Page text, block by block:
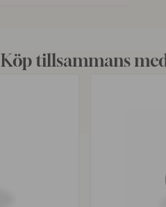
Köp tillsammans med